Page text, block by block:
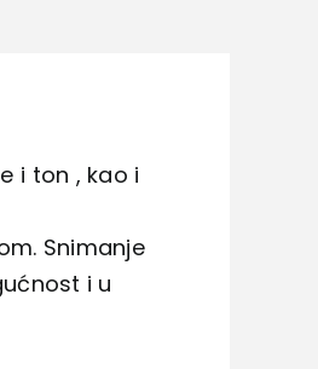
i ton , kao i
Snimanje
i u